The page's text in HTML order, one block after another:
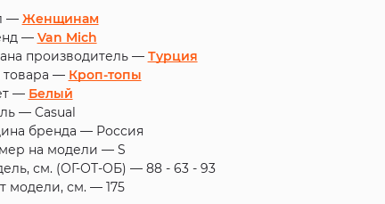
— Женщинам
— Van Mich
производитель — Турция
товара — Кроп-топы
— Белый
— Casual
бренда — Россия
на модели — S
см. (ОГ-ОТ-ОБ) — 88 - 63 - 93
модели, см. — 175